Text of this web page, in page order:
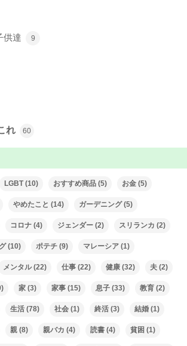
供達 9
れ 60
LGBT(10) おすすめ商品 (5) お金 (5)
やめたこと (14) ガーデニング(5)
コロナ (4) ジェンダー (2) スリランカ (2)
(10) ポテチ (9) マレーシア (1)
メンタル(22) 仕事 (22) 健康 (32) 夫 (2)
家 (3) 家事 (15) 息子 (33) 教育 (2)
生活 (78) 社会 (1) 終活 (3) 結婚 (1)
親 (8) 親バカ (4) 読書 (4) 貧困 (1)